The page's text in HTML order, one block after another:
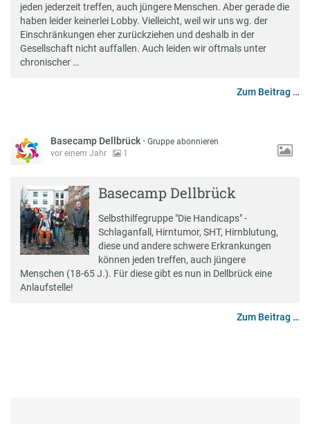
jeden jederzeit treffen, auch jüngere Menschen. Aber gerade die
haben leider keinerlei Lobby. Vielleicht, weil wir uns wg. der
Einschränkungen eher zurückziehen und deshalb in der
Gesellschaft nicht auffallen. Auch leiden wir oftmals unter
chronischer …
Zum Beitrag …
Basecamp Dellbrück ·Gruppe abonnieren
vor einem Jahr
1
Basecamp Dellbrück
Selbsthilfegruppe "Die Handicaps" -
Schlaganfall, Hirntumor, SHT, Hirnblutung,
diese und andere schwere Erkrankungen
können jeden treffen, auch jüngere
Menschen (18-65 J.). Für diese gibt es nun in Dellbrück eine
Anlaufstelle!
Zum Beitrag …